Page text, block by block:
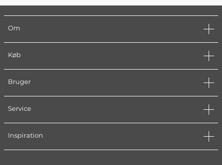
Om
Køb
Bruger
Service
Inspiration